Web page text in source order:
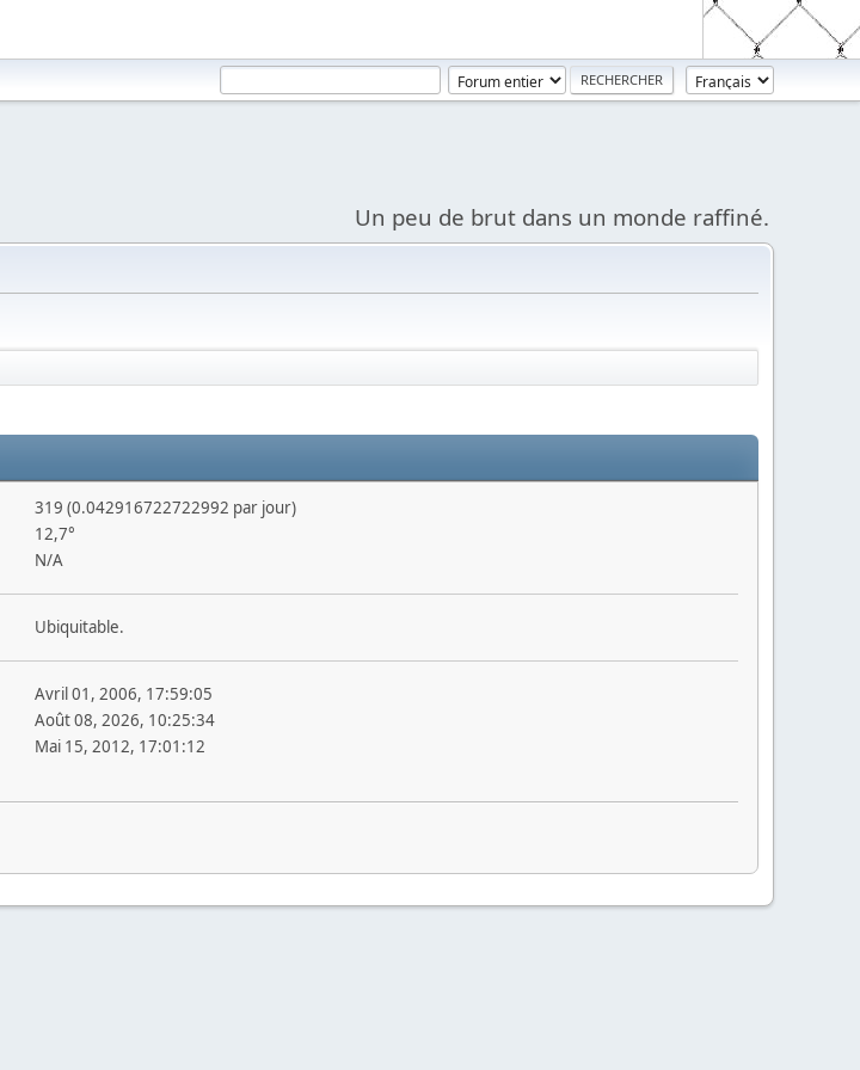
Un peu de brut dans un monde raffiné.
319 (0.042916722722992 par jour)
12,7°
N/A
Ubiquitable.
Avril 01, 2006, 17:59:05
Août 08, 2026, 10:25:34
Mai 15, 2012, 17:01:12